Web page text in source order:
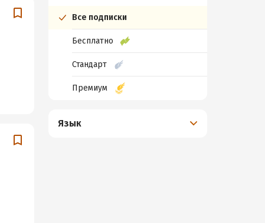
Все подписки
Бесплатно
Стандарт
Премиум
Язык